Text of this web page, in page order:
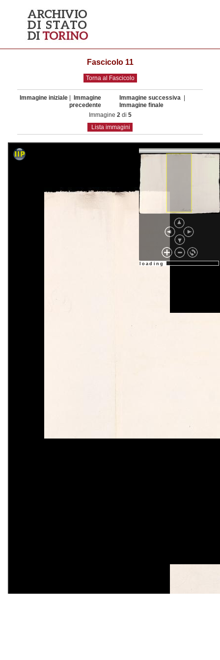
Fascicolo 11
Torna al Fascicolo
Immagine iniziale
Immagine
precedente
Immagine successiva
Immagine finale
Immagine 2di 5
Lista immagini
loading : 33%